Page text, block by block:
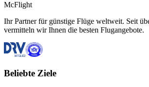
McFlight
Ihr Partner für günstige Flüge weltweit. Seit
vermitteln wir Ihnen die besten Flugangebote.
Beliebte Ziele